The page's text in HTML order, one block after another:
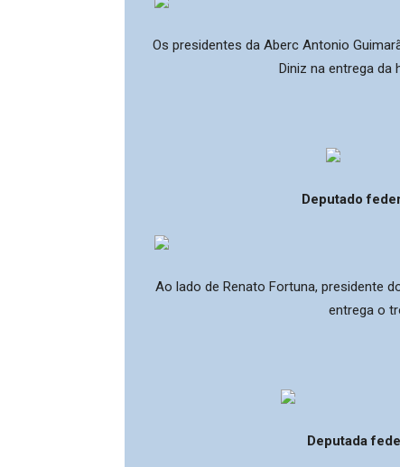
Os presidentes da Aberc Antonio
Diniz na entrega da
Deputado
Ao lado de Renato Fortuna, presidente
entrega o
Deputada